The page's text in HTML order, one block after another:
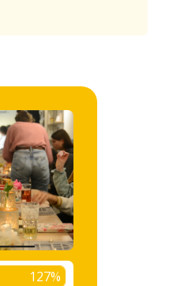
127%